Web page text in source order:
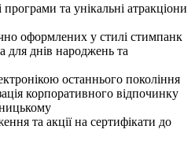
програми та унікальні атракціони
оформлених у стилі стимпанк
для днів народжень та
останнього покоління
корпоративного відпочинку
та акції на сертифікати до